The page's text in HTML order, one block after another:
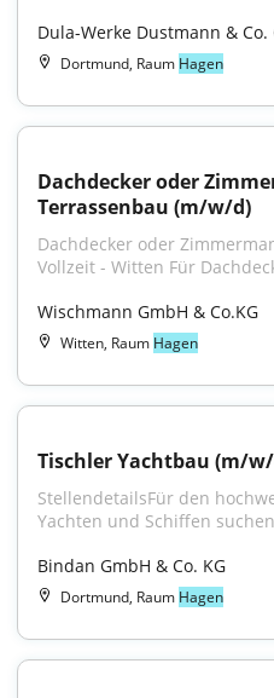
Dula-Werke Dustmann & Co.
Dortmund, Raum Hagen
Dachdecker oder
Terrassenbau (m/w/d)
Dachdecker oder
Vollzeit - Witten Für
Wischmann GmbH & Co.KG
Witten, Raum Hagen
Tischler Yachtbau (m/
StellendetailsFür den
Yachten und Schiffen
Bindan GmbH & Co. KG
Dortmund, Raum Hagen